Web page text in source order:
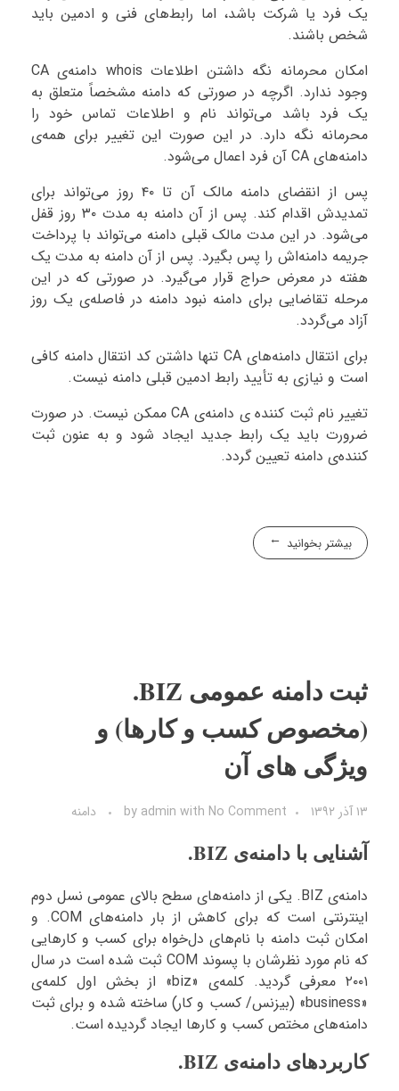
یک فرد یا شرکت باشد، اما رابط‌های فنی و ادمین باید
شخص باشند.
امکان محرمانه نگه داشتن اطلاعات whois دامنه‌ی CA
وجود ندارد. اگرچه در صورتی که دامنه مشخصاً متعلق به
یک فرد باشد می‌تواند نام و اطلاعات تماس خود را
محرمانه نگه دارد. در این صورت این تغییر برای همه‌ی
دامنه‌های CA آن فرد اعمال می‌شود.
پس از انقضای دامنه مالک آن تا ۴۰ روز می‌تواند برای
تمدیدش اقدام کند. پس از آن دامنه به مدت ۳۰ روز قفل
می‌شود. در این مدت مالک قبلی دامنه می‌تواند با پرداخت
جریمه دامنه‌اش را پس بگیرد. پس از آن دامنه به مدت یک
هفته در معرض حراج قرار می‌گیرد. در صورتی که در این
مرحله تقاضایی برای دامنه نبود دامنه در فاصله‌ی یک روز
آزاد می‌گردد.
برای انتقال دامنه‌های CA تنها داشتن کد انتقال دامنه کافی
است و نیازی به تأیید رابط ادمین قبلی دامنه نیست.
تغییر نام ثبت کننده ی دامنه‌ی CA ممکن نیست. در صورت
ضرورت باید یک رابط جدید ایجاد شود و به عنون ثبت
کننده‌ی دامنه تعیین گردد.
بیشتر بخوانید
ثبت دامنه عمومی BIZ.
(مخصوص کسب و کارها) و
ویژگی های آن
۱۳ آذر ۱۳۹۲ by admin with No Comment دامنه
آشنایی با دامنه‌ی BIZ.
دامنه‌ی BIZ. یکی از دامنه‌های سطح بالای عمومی نسل دوم
اینترنتی است که برای کاهش از بار دامنه‌های COM. و
امکان ثبت دامنه با نام‌های دل‌خواه برای کسب و کارهایی
که نام مورد نظرشان با پسوند COM ثبت شده است در سال
۲۰۰۱ معرفی گردید. کلمه‌ی «biz» از بخش اول کلمه‌ی
«business» (بیزنس/ کسب و کار) ساخته شده و برای ثبت
دامنه‌های مختص کسب و کارها ایجاد گردیده است.
کاربردهای دامنه‌ی BIZ.